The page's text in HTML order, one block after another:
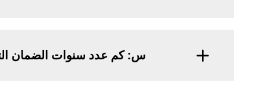
س: كم عدد سنوات الضمان